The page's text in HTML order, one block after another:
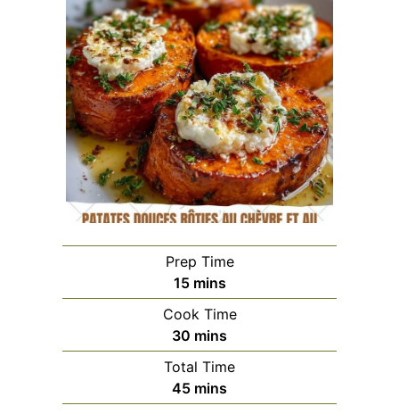
Prep Time
15minutes
mins
Cook Time
30 minutes
mins
Total Time
45minutes
mins